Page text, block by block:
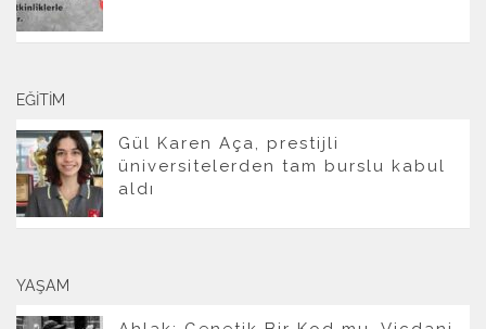
EĞITIM
Gül Karen Aça, prestijli
üniversitelerden tam burslu kabul
aldı
YAŞAM